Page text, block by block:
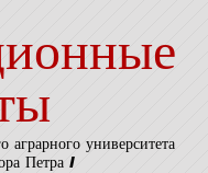
аграрного университета
Петра I